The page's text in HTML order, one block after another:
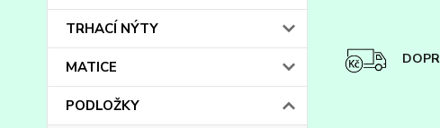
TRHACÍ NÝTY
MATICE
PODLOŽKY